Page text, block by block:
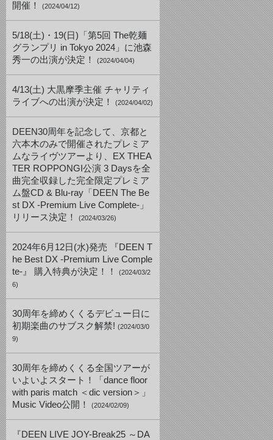
開催！
(2024/04/12)
5/18(土)・19(日)「第5回 The乾麺
グランプリ in Tokyo 2024」に池森
秀一の出演が決定！
(2024/04/04)
4/13(土) 大黒摩季主催 チャリティ
ライブへの出演が決定！
(2024/04/02)
DEEN30周年を記念して、京都と
六本木のみで開催されたプレミア
ムなライヴツアーより、EX THEA
TER ROPPONGI公演 3 Daysを全
曲完全収録した完全限定プレミア
ム盤CD & Blu-ray「DEEN The Be
st DX -Premium Live Complete-」
リリース決定！
(2024/03/26)
2024年6月12日(水)発売 『DEEN T
he Best DX -Premium Live Comple
te-』 購入特典が決定！！
(2024/03/2
6)
30周年を締めくくるデビュー日に
初期楽曲のサブスク解禁! (2024/03/0
9)
30周年を締めくくる全国ツアーが
いよいよスタート！「dance floor
with paris match ＜dic version＞」
Music Video公開！
(2024/02/09)
『DEEN LIVE JOY-Break25 ～DA